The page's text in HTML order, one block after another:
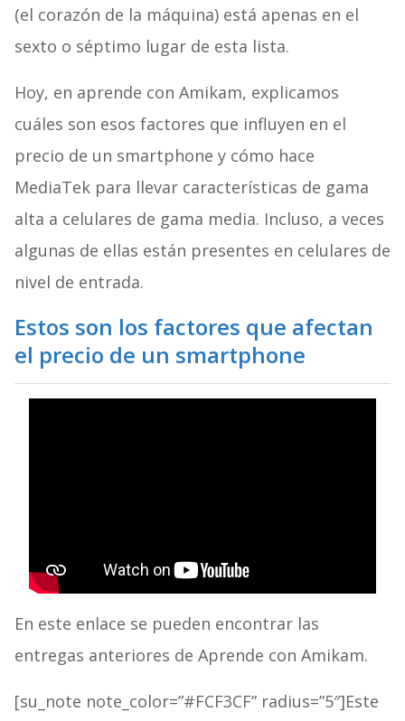
(el corazón de la máquina) está apenas en el
sexto o séptimo lugar de esta lista.
Hoy, en aprende con Amikam, explicamos
cuáles son esos factores que influyen en el
precio de un smartphone y cómo hace
MediaTek para llevar características de gama
alta a celulares de gama media. Incluso, a veces
algunas de ellas están presentes en celulares de
nivel de entrada.
Estos son los factores que afectan
el precio de un smartphone
En este enlace se pueden encontrar las
entregas anteriores de Aprende con Amikam.
[su_note note_color=”#FCF3CF” radius=”5″]Este